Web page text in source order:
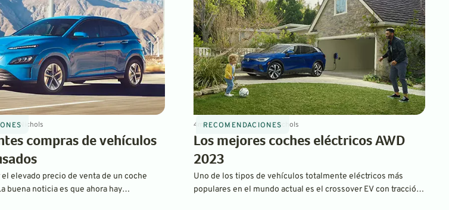
David Nichols
compras de vehículos
elevado precio de venta de un coche
buena noticia es que ahora hay
RECOMENDACIONES
4 minJul 7, 2023ByDavid Nichols
Los mejores coches eléctricos AWD
2023
Uno de los tipos de vehículos totalmente eléctricos más
populares en el mundo actual es el crossover EV con tracción